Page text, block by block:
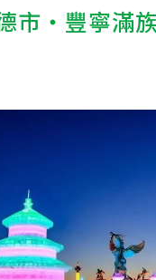
市・豐寧滿